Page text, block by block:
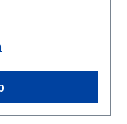
Zugstrang